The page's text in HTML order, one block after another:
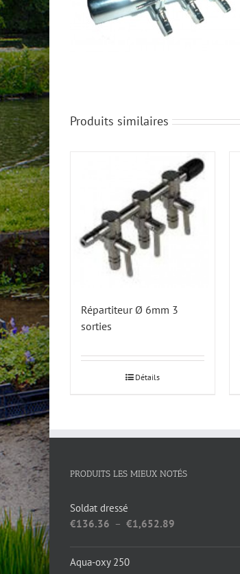
Produits similaires
Répartiteur Ø 6mm 3
sorties
Détails
PRODUITS LES MIEUX NOTÉS
Soldat dressé
€136.36 – €1,652.89
Aqua-oxy 250